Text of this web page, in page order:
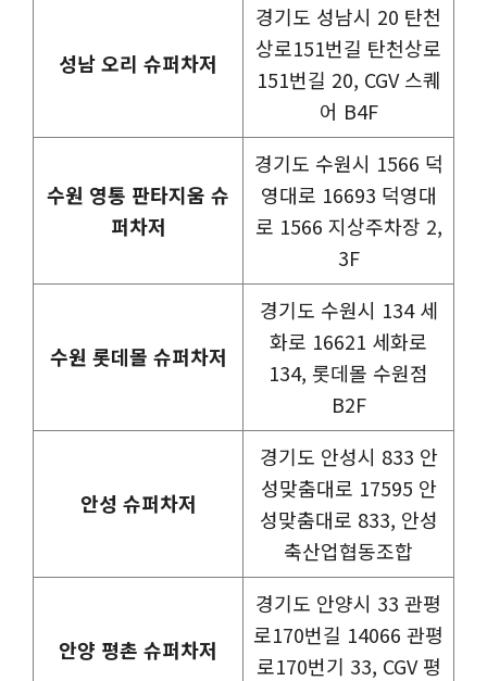
성남 오리 슈퍼차저
경기도 성남시 20 탄천
상로151번길 탄천상로
151번길 20, CGV 스퀘
어 B4F
수원 영통 판타지움 슈
퍼차저
경기도 수원시 1566 덕
영대로 16693 덕영대
로 1566 지상주차장 2,
3F
수원 롯데몰 슈퍼차저
경기도 수원시 134 세
화로 16621 세화로
134, 롯데몰 수원점
B2F
안성 슈퍼차저
경기도 안성시 833 안
성맞춤대로 17595 안
성맞춤대로 833, 안성
축산업협동조합
안양 평촌 슈퍼차저
경기도 안양시 33 관평
로170번길 14066 관평
로170번기 33, CGV 평